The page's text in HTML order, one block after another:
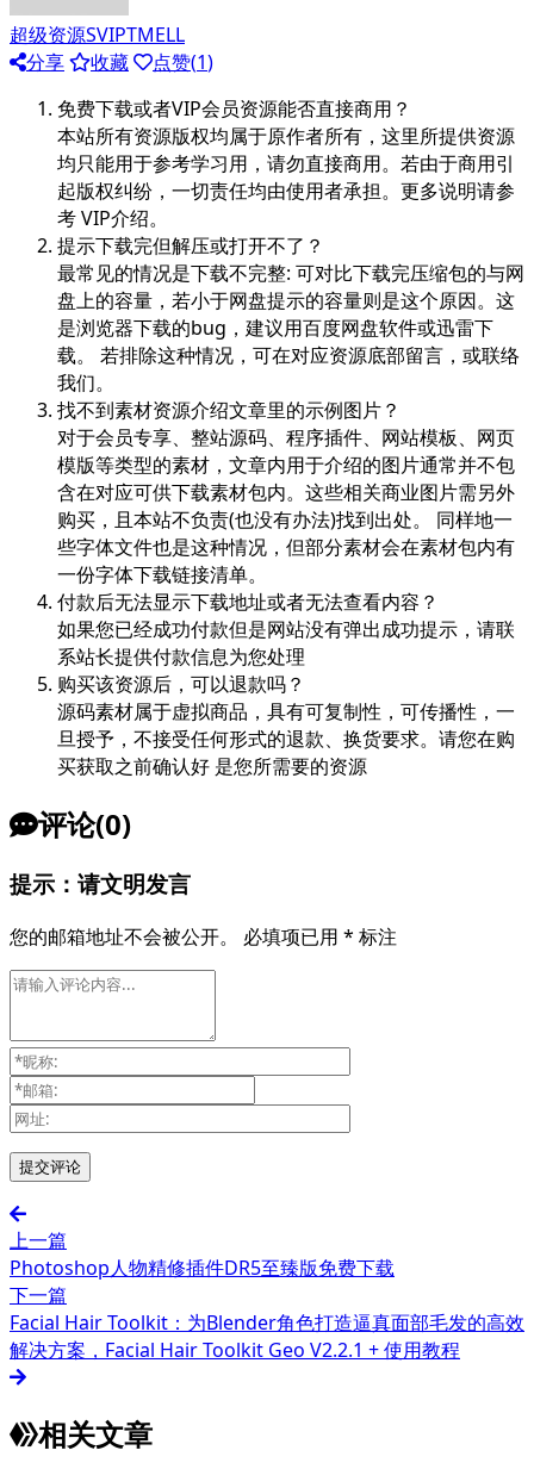
超级资源SVIPTMELL
分享
收藏 点赞(1)
免费下载或者VIP会员资源能否直接商用？
本站所有资源版权均属于原作者所有，这里所提供资源
均只能用于参考学习用，请勿直接商用。若由于商用引
起版权纠纷，一切责任均由使用者承担。更多说明请参
考 VIP介绍。
提示下载完但解压或打开不了？
最常见的情况是下载不完整: 可对比下载完压缩包的与网
盘上的容量，若小于网盘提示的容量则是这个原因。这
是浏览器下载的bug，建议用百度网盘软件或迅雷下
载。 若排除这种情况，可在对应资源底部留言，或联络
我们。
找不到素材资源介绍文章里的示例图片？
对于会员专享、整站源码、程序插件、网站模板、网页
模版等类型的素材，文章内用于介绍的图片通常并不包
含在对应可供下载素材包内。这些相关商业图片需另外
购买，且本站不负责(也没有办法)找到出处。 同样地一
些字体文件也是这种情况，但部分素材会在素材包内有
一份字体下载链接清单。
付款后无法显示下载地址或者无法查看内容？
如果您已经成功付款但是网站没有弹出成功提示，请联
系站长提供付款信息为您处理
购买该资源后，可以退款吗？
源码素材属于虚拟商品，具有可复制性，可传播性，一
旦授予，不接受任何形式的退款、换货要求。请您在购
买获取之前确认好 是您所需要的资源
评论(0)
提示：请文明发言
您的邮箱地址不会被公开。 必填项已用 * 标注
上一篇
Photoshop人物精修插件DR5至臻版免费下载
下一篇
Facial Hair Toolkit：为Blender角色打造逼真面部毛发的高效
解决方案，Facial Hair Toolkit Geo V2.2.1 + 使用教程
相关文章